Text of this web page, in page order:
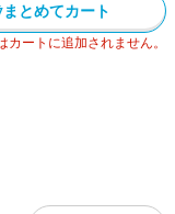
まとめてカート
ートに追加されません。